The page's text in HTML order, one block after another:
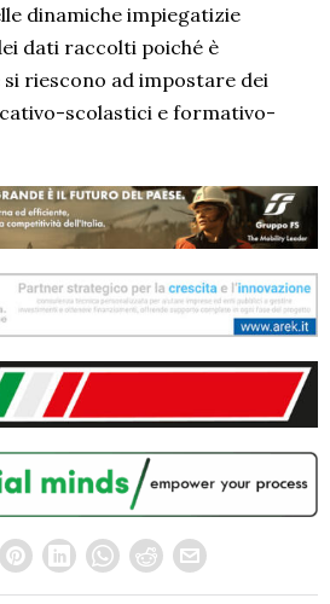
dinamiche impiegatizie
dati raccolti poiché è
riescono ad impostare dei
scolastici e formativo-